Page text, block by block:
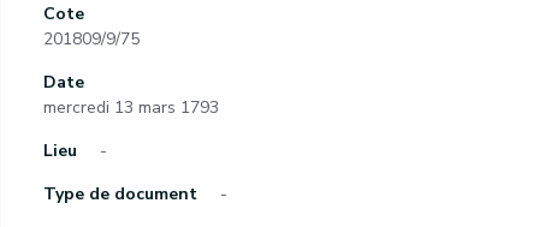
Cote
201809/9/75
Date
mercredi 13 mars 1793
Lieu
-
Type de document
-